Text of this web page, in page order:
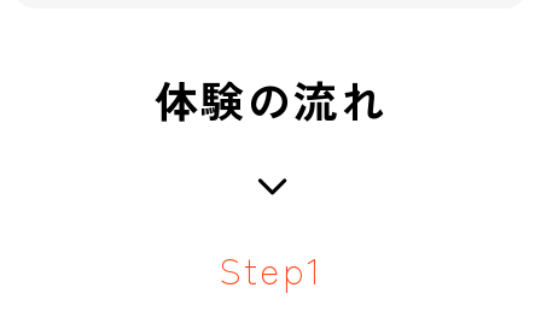
体験の流れ
Step1